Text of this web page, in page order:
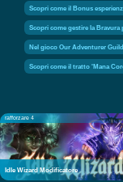
Scopri come il Bonus
Scopri come gestire la
Nel gioco Our Adventurer
Scopri come il tratto 'Mana
rafforzare 4
Idle Wizard Modificatore